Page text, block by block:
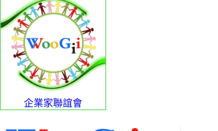
企業家聯誼會